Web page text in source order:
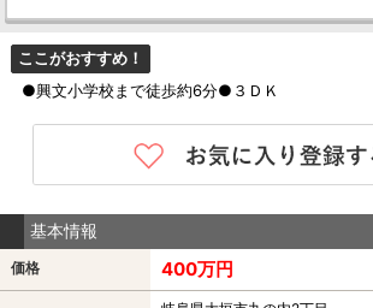
ここがおすすめ！
●興文小学校まで徒歩約6分●３ＤＫ
基本情報
価格 400万円